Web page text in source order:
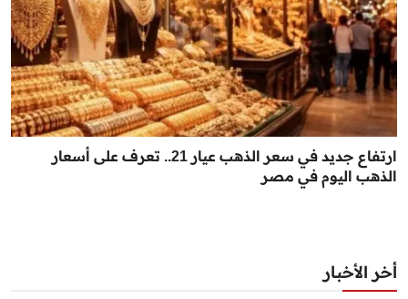
ارتفاع جديد في سعر الذهب عيار 21.. تعرف على أسعار
الذهب اليوم في مصر
أخر الأخبار